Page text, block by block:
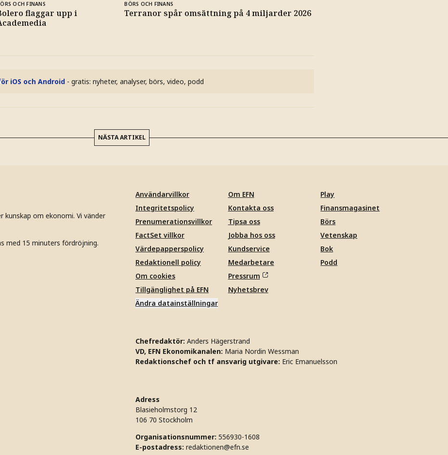
OCH FINANS
flaggar upp i
BÖRS OCH FINANS
Terranor spår omsättning på 4 miljarder 2026
iOS och Android - gratis: nyheter, analyser, börs, video, podd
NÄSTA ARTIKEL
kunskap om ekonomi. Vi vänder
med 15 minuters fördröjning.
Användarvillkor
Integritetspolicy
Prenumerationsvillkor
FactSet villkor
Värdepapperspolicy
Redaktionell policy
Om cookies
Tillgänglighet på EFN
Ändra datainställningar
Om EFN
Kontakta oss
Tipsa oss
Jobba hos oss
Kundservice
Medarbetare
Pressrum
Nyhetsbrev
Play
Finansmagasinet
Börs
Vetenskap
Bok
Podd
Chefredaktör: Anders Hägerstrand
VD, EFN Ekonomikanalen: Maria Nordin Wessman
Redaktionschef och tf ansvarig utgivare: Eric Emanuelsson
Adress
Blasieholmstorg 12
106 70 Stockholm
Organisationsnummer: 556930-1608
E-postadress: redaktionen@efn.se